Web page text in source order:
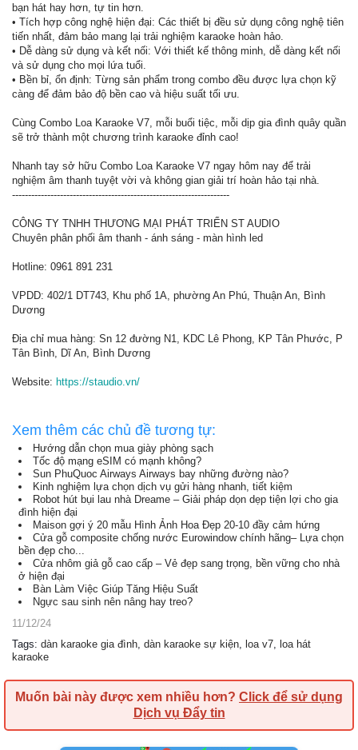
bạn hát hay hơn, tự tin hơn.
• Tích hợp công nghệ hiện đại: Các thiết bị đều sử dụng công nghệ tiên
tiến nhất, đảm bảo mang lại trải nghiệm karaoke hoàn hảo.
• Dễ dàng sử dụng và kết nối: Với thiết kế thông minh, dễ dàng kết nối
và sử dụng cho mọi lứa tuổi.
• Bền bỉ, ổn định: Từng sản phẩm trong combo đều được lựa chọn kỹ
càng để đảm bảo độ bền cao và hiệu suất tối ưu.
Cùng Combo Loa Karaoke V7, mỗi buổi tiệc, mỗi dịp gia đình quây quần
sẽ trở thành một chương trình karaoke đỉnh cao!
Nhanh tay sở hữu Combo Loa Karaoke V7 ngay hôm nay để trải
nghiệm âm thanh tuyệt vời và không gian giải trí hoàn hảo tại nhà.
--------------------------------------------------------------------
CÔNG TY TNHH THƯƠNG MẠI PHÁT TRIỂN ST AUDIO
Chuyên phân phối âm thanh - ánh sáng - màn hình led
Hotline: 0961 891 231
VPDD: 402/1 DT743, Khu phố 1A, phường An Phú, Thuận An, Bình
Dương
Địa chỉ mua hàng: Sn 12 đường N1, KDC Lê Phong, KP Tân Phước, P
Tân Bình, Dĩ An, Bình Dương
Website: https://staudio.vn/
Xem thêm các chủ đề tương tự:
Hướng dẫn chọn mua giày phòng sạch
Tốc độ mạng eSIM có mạnh không?
Sun PhuQuoc Airways Airways bay những đường nào?
Kinh nghiệm lựa chọn dịch vụ gửi hàng nhanh, tiết kiệm
Robot hút bụi lau nhà Dreame – Giải pháp dọn dẹp tiện lợi cho gia
đình hiện đại
Maison gợi ý 20 mẫu Hình Ảnh Hoa Đẹp 20-10 đầy cảm hứng
Cửa gỗ composite chống nước Eurowindow chính hãng– Lựa chọn
bền đẹp cho...
Cửa nhôm giả gỗ cao cấp – Vẻ đẹp sang trọng, bền vững cho nhà
ở hiện đại
Bàn Làm Việc Giúp Tăng Hiệu Suất
Ngực sau sinh nên nâng hay treo?
11/12/24
Tags: dàn karaoke gia đình, dàn karaoke sự kiện, loa v7, loa hát
karaoke
Muốn bài này được xem nhiều hơn? Click để sử dụng
Dịch vụ Đẩy tin